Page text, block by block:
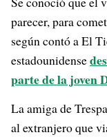
parecer, para
según contó a El
estadounidense
parte de la joven
La amiga de
al extranjero que